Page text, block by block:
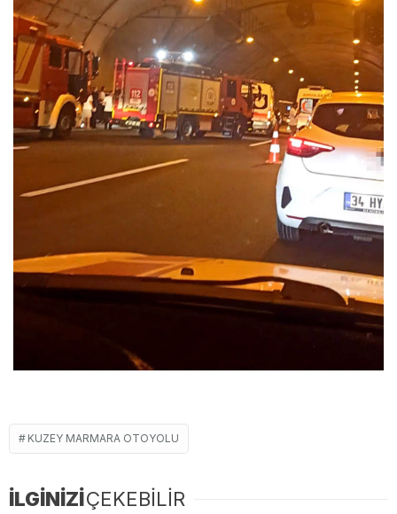
KUZEY MARMARA OTOYOLU
İLGİNİZİÇEKEBİLİR